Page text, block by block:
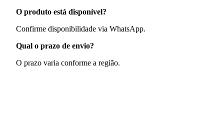
O produto está disponível?
Confirme disponibilidade via WhatsApp.
Qual o prazo de envio?
O prazo varia conforme a região.